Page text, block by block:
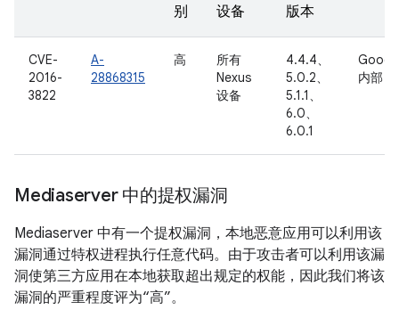
别
设备
版本
CVE-
2016-
3822
A-
28868315
高
所有
Nexus
设备
4.4.4、
5.0.2、
5.1.1、
6.0、
6.0.1
内部
Mediaserver 中的提权漏洞
Mediaserver 中有一个提权漏洞，本地恶意应用可以利用该
漏洞通过特权进程执行任意代码。由于攻击者可以利用该漏
洞使第三方应用在本地获取超出规定的权能，因此我们将该
漏洞的严重程度评为“高”。